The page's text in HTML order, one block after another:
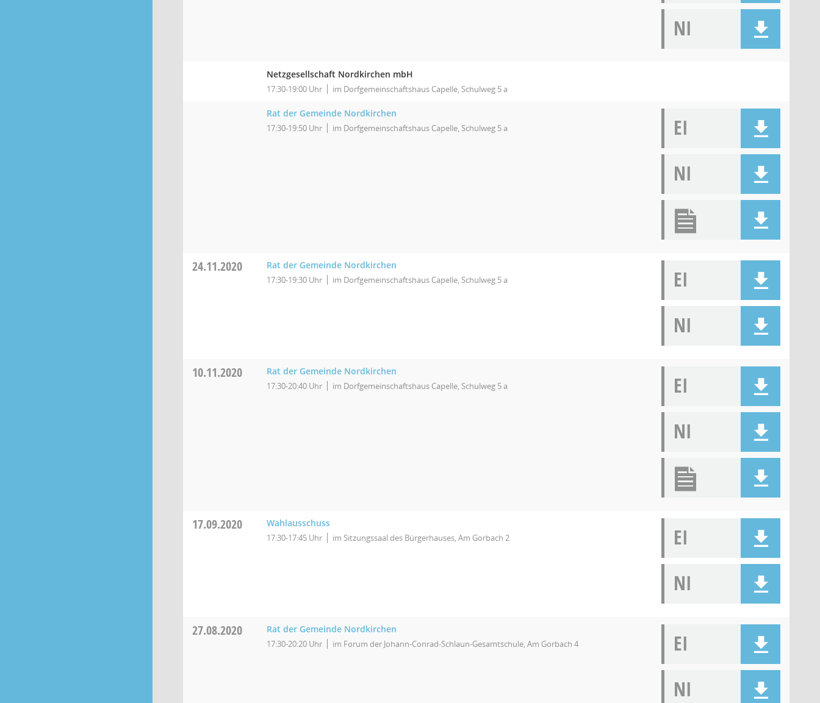
NI
Netzgesellschaft Nordkirchen mbH
17:30-19:00 Uhr im Dorfgemeinschaftshaus Capelle, Schulweg 5 a
Rat der Gemeinde Nordkirchen
17:30-19:50 Uhr im Dorfgemeinschaftshaus Capelle, Schulweg 5 a
EI
NI
24.11.2020 Rat der Gemeinde Nordkirchen
17:30-19:30 Uhr im Dorfgemeinschaftshaus Capelle, Schulweg 5 a
EI
NI
10.11.2020 Rat der Gemeinde Nordkirchen
17:30-20:40 Uhr im Dorfgemeinschaftshaus Capelle, Schulweg 5 a
EI
NI
17.09.2020 Wahlausschuss
17:30-17:45 Uhr im Sitzungssaal des Bürgerhauses, Am Gorbach 2
EI
NI
27.08.2020 Rat der Gemeinde Nordkirchen
17:30-20:20 Uhr im Forum der Johann-Conrad-Schlaun-Gesamtschule, Am Gorbach 4
EI
NI